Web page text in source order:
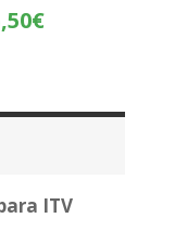
€Rango
419,99€
ITV